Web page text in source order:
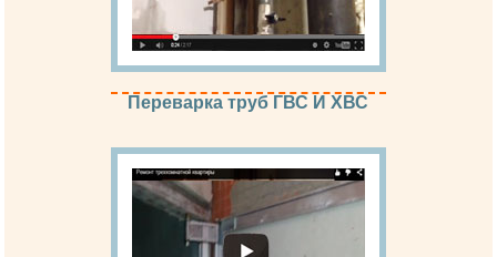
Переварка труб ГВС И ХВС